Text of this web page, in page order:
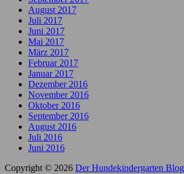
August 2017
Juli 2017
Juni 2017
Mai 2017
März 2017
Februar 2017
Januar 2017
Dezember 2016
November 2016
Oktober 2016
September 2016
August 2016
Juli 2016
Juni 2016
Copyright © 2026 Der Hundekindergarten Blog